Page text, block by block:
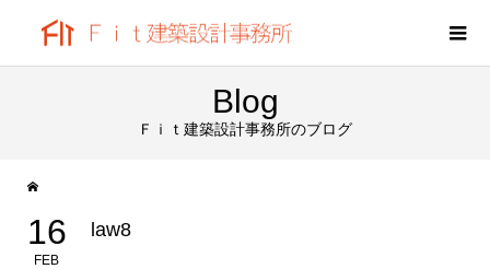
Blog
Ｆｉｔ建築設計事務所のブログ
16
FEB
law8